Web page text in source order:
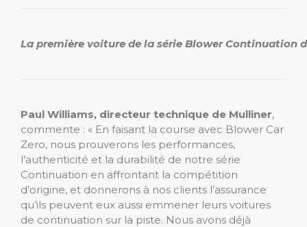
La première voiture de la série Blower Continuation
Paul Williams, directeur technique de Mulliner,
commente : « En faisant la course avec Blower Car
Zero, nous prouverons les performances,
l’authenticité et la durabilité de notre série
Continuation en affrontant la compétition
d’origine, et donnerons à nos clients l’assurance
qu’ils peuvent eux aussi emmener leurs voitures
de continuation sur la piste. Nous avons déjà